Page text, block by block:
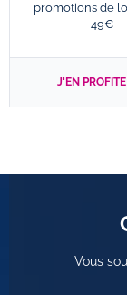
promotions de
49€
J'EN PROFITE
Vous